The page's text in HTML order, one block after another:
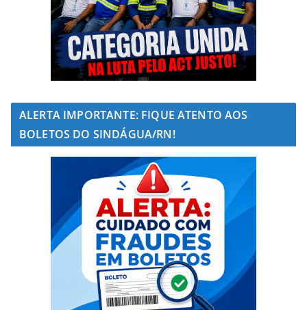
ALERTA IMPORTANTE: FIQUE ATENTO AOS
BOLETOS DO SINDÁGUA/RN!